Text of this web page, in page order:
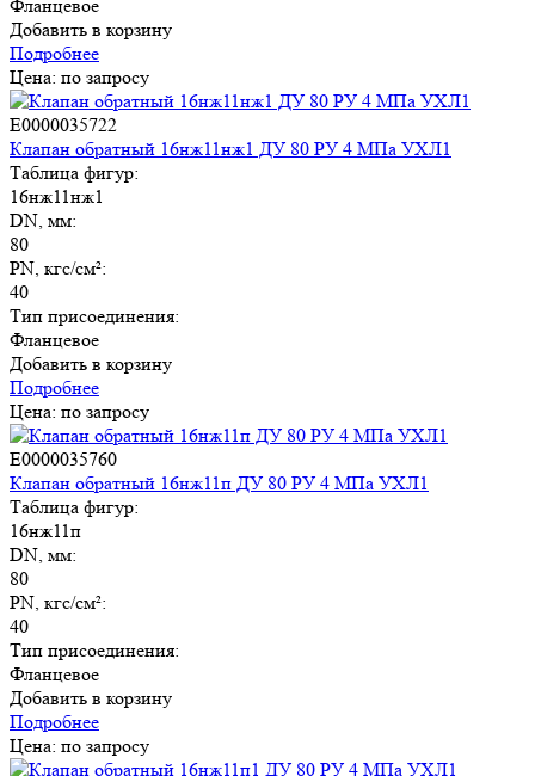
Фланцевое
Добавить в корзину
Подробнее
Цена: по запросу
E0000035722
Клапан обратный 16нж11нж1 ДУ 80 РУ 4 МПа УХЛ1
Таблица фигур:
16нж11нж1
DN, мм:
80
PN, кгс/см²:
40
Тип присоединения:
Фланцевое
Добавить в корзину
Подробнее
Цена: по запросу
E0000035760
Клапан обратный 16нж11п ДУ 80 РУ 4 МПа УХЛ1
Таблица фигур:
16нж11п
DN, мм:
80
PN, кгс/см²:
40
Тип присоединения:
Фланцевое
Добавить в корзину
Подробнее
Цена: по запросу